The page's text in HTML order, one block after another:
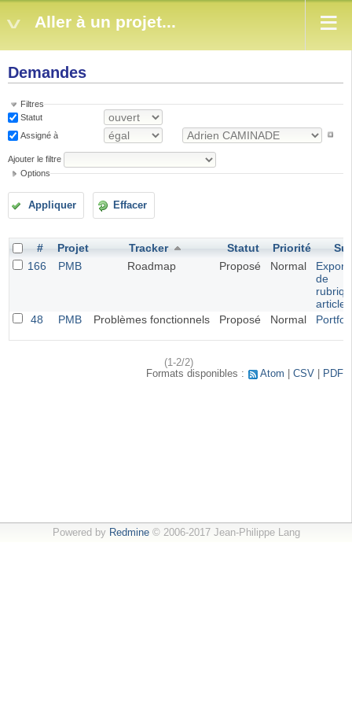
Aller à un projet...
Demandes
Filtres
Statut
Assigné à
Ajouter le filtre
Options
Appliquer Effacer
# Projet Tracker Statut Priorité
166
PMB Roadmap Proposé Normal
de
article
48
PMB Problèmes fonctionnels Proposé Normal
(1-2/2)
Formats disponibles :
Atom CSV PDF
Powered by Redmine© 2006-2017 Jean-Philippe Lang